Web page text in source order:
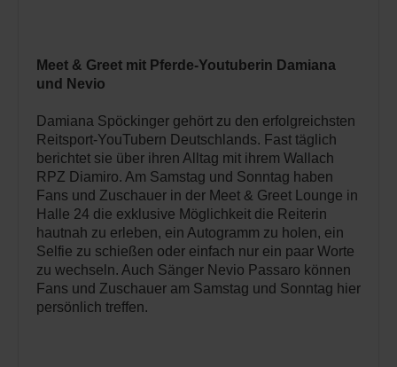
Meet & Greet mit Pferde-Youtuberin Damiana
und Nevio
Damiana Spöckinger gehört zu den erfolgreichsten
Reitsport-YouTubern Deutschlands. Fast täglich
berichtet sie über ihren Alltag mit ihrem Wallach
RPZ Diamiro. Am Samstag und Sonntag haben
Fans und Zuschauer in der Meet & Greet Lounge in
Halle 24 die exklusive Möglichkeit die Reiterin
hautnah zu erleben, ein Autogramm zu holen, ein
Selfie zu schießen oder einfach nur ein paar Worte
zu wechseln. Auch Sänger Nevio Passaro können
Fans und Zuschauer am Samstag und Sonntag hier
persönlich treffen.